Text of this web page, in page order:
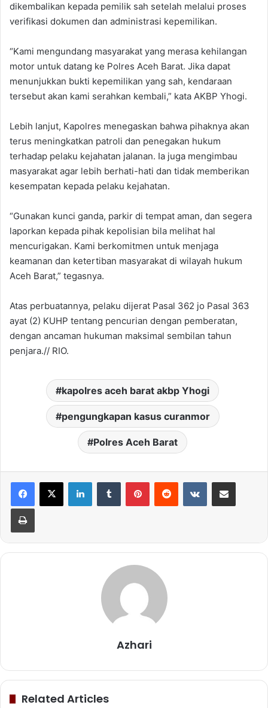
dikembalikan kepada pemilik sah setelah melalui proses
verifikasi dokumen dan administrasi kepemilikan.
“Kami mengundang masyarakat yang merasa kehilangan
motor untuk datang ke Polres Aceh Barat. Jika dapat
menunjukkan bukti kepemilikan yang sah, kendaraan
tersebut akan kami serahkan kembali,” kata AKBP Yhogi.
Lebih lanjut, Kapolres menegaskan bahwa pihaknya akan
terus meningkatkan patroli dan penegakan hukum
terhadap pelaku kejahatan jalanan. Ia juga mengimbau
masyarakat agar lebih berhati-hati dan tidak memberikan
kesempatan kepada pelaku kejahatan.
“Gunakan kunci ganda, parkir di tempat aman, dan segera
laporkan kepada pihak kepolisian bila melihat hal
mencurigakan. Kami berkomitmen untuk menjaga
keamanan dan ketertiban masyarakat di wilayah hukum
Aceh Barat,” tegasnya.
Atas perbuatannya, pelaku dijerat Pasal 362 jo Pasal 363
ayat (2) KUHP tentang pencurian dengan pemberatan,
dengan ancaman hukuman maksimal sembilan tahun
penjara.// RIO.
kapolres aceh barat akbp Yhogi
pengungkapan kasus curanmor
Polres Aceh Barat
LinkedInTumblr PinterestReddit VKontakteShare via Email
Print
Azhari
Related Articles